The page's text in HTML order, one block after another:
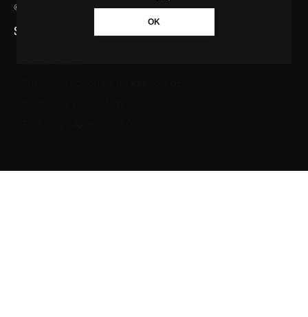
OK
© Agência GBC. Aqui tem notícia. Todos os direitos reservados.
SAIBA MAIS SOBRE A AGÊNCIA GBC